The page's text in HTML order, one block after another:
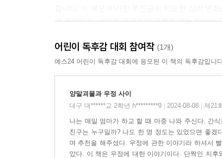
게 무엇인지, 상대를 존중하며 관계를 맺는 방법
지후는 양말나라에서 잃어버린 양말 한 짝은 찾
가능했습니다. 이 과정을 통해 친구는 나와 다른
지후는 어떤 시련이 와도 당당하게 헤쳐 나가는
앞에 당당히 나서지요. 이 책을 쓴 김온서 작가는
해결 방법을 찾을 수 있기 때문입니다. 이 책을
바랍니다.
어린이 독후감 대회 참여작 (1개)
예스24 어린이 독후감 대회에 응모된 이 책의 독후감입니
양말괴물과 우정 사이
대구 대******교 2학년 h*********9
2024-08-08 제21
나는 매일 엄마가 하교 할 때 마중 나와 주신다. 간
친구는 누구일까? 나도 한 명 정도는 있었으면 좋겠
며 추천을 해주셨다. 우정에 관한 이야기라 하셔서
았다. 이 책은 우정에 대한 이야기이다. 단짝인 지